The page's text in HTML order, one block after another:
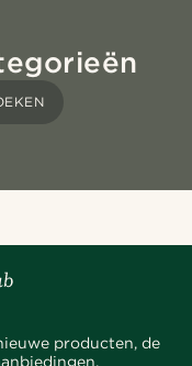
producten, de